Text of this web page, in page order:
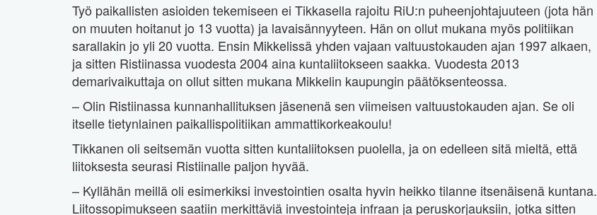
Työ paikallisten asioiden tekemiseen ei Tikkasella rajoitu RiU:n puheenjohtajuuteen (jota hän
on muuten hoitanut jo 13 vuotta) ja lavaisännyyteen. Hän on ollut mukana myös politiikan
sarallakin jo yli 20 vuotta. Ensin Mikkelissä yhden vajaan valtuustokauden ajan 1997 alkaen,
ja sitten Ristiinassa vuodesta 2004 aina kuntaliitokseen saakka. Vuodesta 2013
demarivaikuttaja on ollut sitten mukana Mikkelin kaupungin päätöksenteossa.
– Olin Ristiinassa kunnanhallituksen jäsenenä sen viimeisen valtuustokauden ajan. Se oli
itselle tietynlainen paikallispolitiikan ammattikorkeakoulu!
Tikkanen oli seitsemän vuotta sitten kuntaliitoksen puolella, ja on edelleen sitä mieltä, että
liitoksesta seurasi Ristiinalle paljon hyvää.
– Kyllähän meillä oli esimerkiksi investointien osalta hyvin heikko tilanne itsenäisenä kuntana.
Liitossopimukseen saatiin merkittäviä investointeja infraan ja peruskorjauksiin, jotka sitten